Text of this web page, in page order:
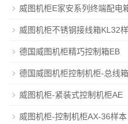
威图机柜E家安系列终端配电
威图机柜不锈钢接线箱KL32
德国威图机柜精巧控制箱EB
德国威图机柜控制机柜-总线箱
威图机柜-紧装式控制机柜AE
威图机柜-控制机柜AX-36样本